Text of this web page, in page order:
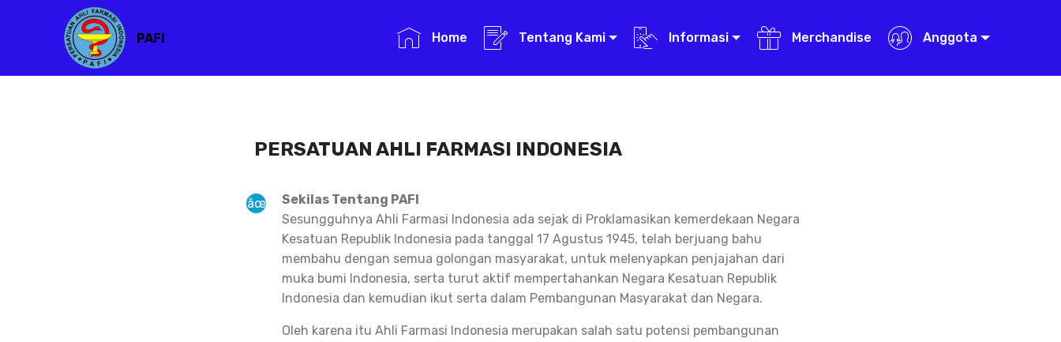
PAFI Home Tentang Kami Informasi Merchandise Anggota
PERSATUAN AHLI FARMASI INDONESIA
Sekilas Tentang PAFI
Sesungguhnya Ahli Farmasi Indonesia ada sejak di Proklamasikan kemerdekaan Negara
Kesatuan Republik Indonesia pada tanggal 17 Agustus 1945, telah berjuang bahu
membahu dengan semua golongan masyarakat, untuk melenyapkan penjajahan dari
muka bumi Indonesia, serta turut aktif mempertahankan Negara Kesatuan Republik
Indonesia dan kemudian ikut serta dalam Pembangunan Masyarakat dan Negara.
Oleh karena itu Ahli Farmasi Indonesia merupakan salah satu potensi pembangunan